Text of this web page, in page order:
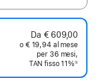
Da € 609,00
o € 19,94 al mese
per 36 mesi,
TAN fisso 11%①